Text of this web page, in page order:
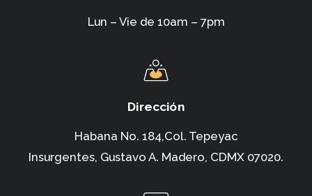
Lun – Vie de 10am – 7pm
Dirección
Habana No. 184,Col. Tepeyac
Insurgentes, Gustavo A. Madero, CDMX 07020.